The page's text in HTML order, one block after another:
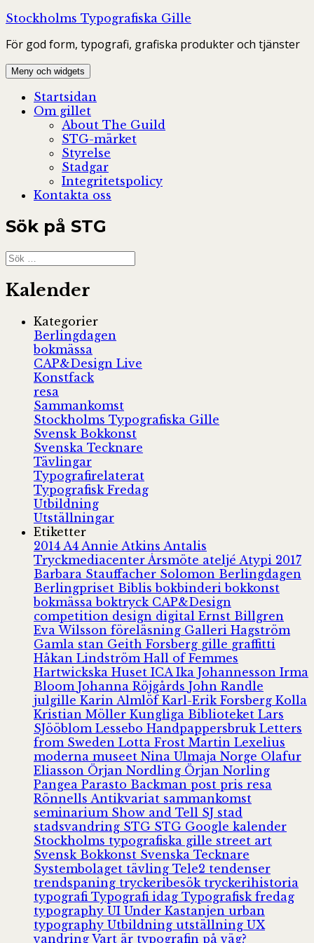
Hoppa
innehåll
Stockholms Typografiska Gille
För god form, typografi, grafiska produkter och tjänster
Meny och widgets
Startsidan
Om gillet
About The Guild
STG-märket
Styrelse
Stadgar
Integritetspolicy
Kontakta oss
Sök på STG
Sök
efter:
Kalender
Kategorier
Berlingdagen
bokmässa
CAP&Design Live
Konstfack
resa
Sammankomst
Stockholms Typografiska Gille
Svensk Bokkonst
Svenska Tecknare
Tävlingar
Typografirelaterat
Typografisk Fredag
Utbildning
Utställningar
Etiketter
2014 A4 Annie Atkins Antalis
Tryckmediacenter Årsmöte ateljé Atypi 2017
Barbara Stauffacher Solomon Berlingdagen
Berlingpriset Biblisbokbinderibokkonst
bokmässaboktryck CAP&Design
competition design digital Ernst Billgren
Eva Wilsson föreläsning Galleri Hagström
Gamla stan Geith Forsberg gille graffitti
Håkan Lindström Hall of Femmes
Hartwickska Huset ICA Ika Johannesson Irma
Bloom Johanna Röjgårds John Randle
julgille Karin Almlöf Karl-Erik Forsberg Kolla
Kristian Möller Kungliga Biblioteket Lars
SJööblom Lessebo Handpappersbruk Letters
from Sweden Lotta Frost Martin Lexelius
moderna museet Nina Ulmaja Norge Olafur
Eliasson Örjan Nordling Örjan Norling
Pangea Parasto Backman post pris resa
Rönnells Antikvariat sammankomst
seminarium Show and Tell SJ stad
stadsvandring STG STG Google kalender
Stockholms typografiska gille street art
Svensk Bokkonst Svenska Tecknare
Systembolaget tävling Tele2 tendenser
trendspaning tryckeribesök tryckerihistoria
typografi Typografi idag Typografisk fredag
typography UI Under Kastanjen urban
typography Utbildning utställning UX
vandring Vart är typografin på väg?